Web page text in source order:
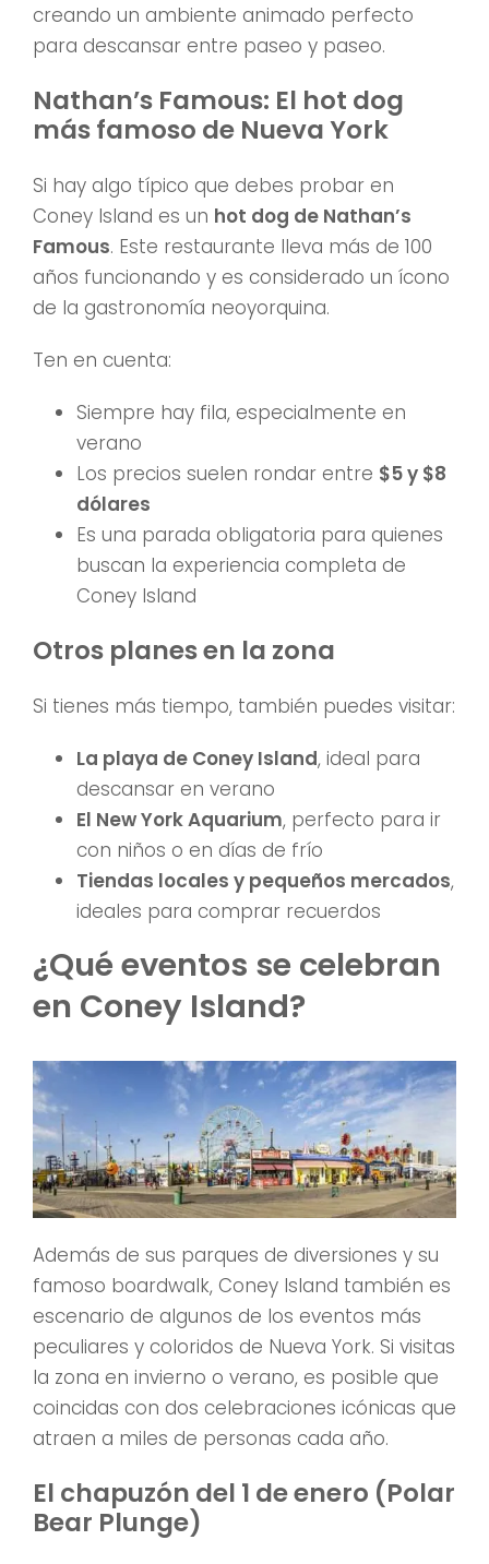
creando un ambiente animado perfecto
para descansar entre paseo y paseo.
Nathan’s Famous: El hot dog
más famoso de Nueva York
Si hay algo típico que debes probar en
Coney Island es un hot dog de Nathan’s
Famous. Este restaurante lleva más de 100
años funcionando y es considerado un ícono
de la gastronomía neoyorquina.
Ten en cuenta:
Siempre hay fila, especialmente en
verano
Los precios suelen rondar entre $5 y $8
dólares
Es una parada obligatoria para quienes
buscan la experiencia completa de
Coney Island
Otros planes en la zona
Si tienes más tiempo, también puedes visitar:
La playa de Coney Island, ideal para
descansar en verano
El New York Aquarium, perfecto para ir
con niños o en días de frío
Tiendas locales y pequeños mercados,
ideales para comprar recuerdos
¿Qué eventos se celebran
en Coney Island?
Además de sus parques de diversiones y su
famoso boardwalk, Coney Island también es
escenario de algunos de los eventos más
peculiares y coloridos de Nueva York. Si visitas
la zona en invierno o verano, es posible que
coincidas con dos celebraciones icónicas que
atraen a miles de personas cada año.
El chapuzón del 1 de enero (Polar
Bear Plunge)